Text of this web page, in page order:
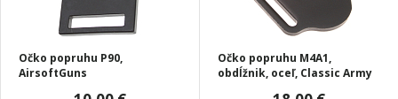
Očko popruhu P90,
AirsoftGuns
Očko popruhu M4A1,
obdĺžnik, oceľ, Classic Army